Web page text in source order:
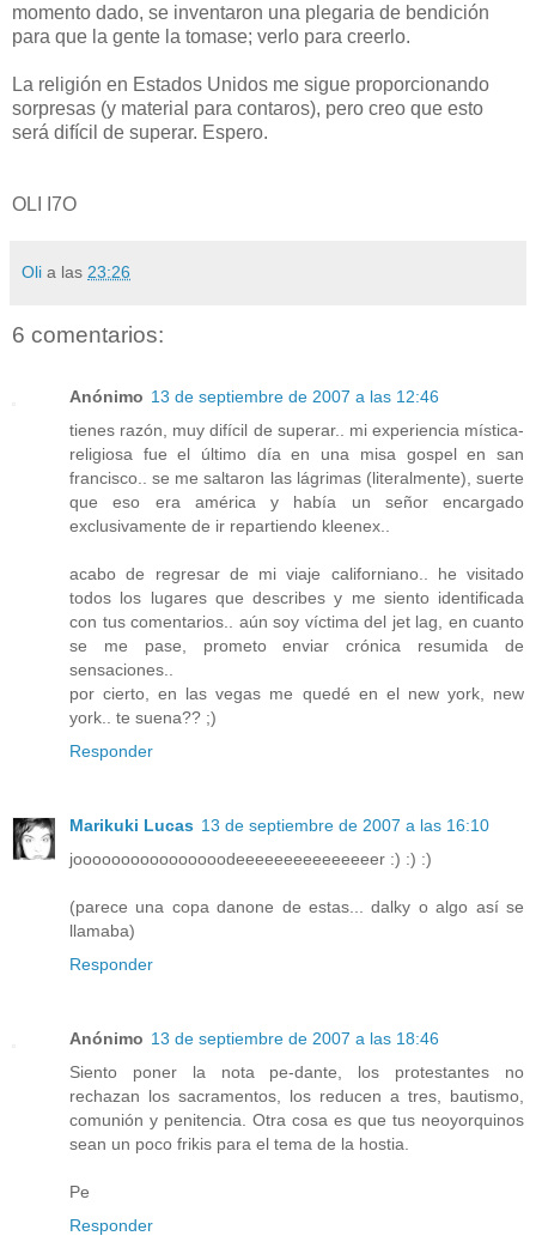
momento dado, se inventaron una plegaria de bendición
para que la gente la tomase; verlo para creerlo.
La religión en Estados Unidos me sigue proporcionando
sorpresas (y material para contaros), pero creo que esto
será difícil de superar. Espero.
OLI I7O
Oli a las 23:26
6 comentarios:
Anónimo 13 de septiembre de 2007 a las 12:46
tienes razón, muy difícil de superar.. mi experiencia mística-
religiosa fue el último día en una misa gospel en san
francisco.. se me saltaron las lágrimas (literalmente), suerte
que eso era américa y había un señor encargado
exclusivamente de ir repartiendo kleenex..
acabo de regresar de mi viaje californiano.. he visitado
todos los lugares que describes y me siento identificada
con tus comentarios.. aún soy víctima del jet lag, en cuanto
se me pase, prometo enviar crónica resumida de
sensaciones..
por cierto, en las vegas me quedé en el new york, new
york.. te suena?? ;)
Responder
Marikuki Lucas 13 de septiembre de 2007 a las 16:10
joooooooooooooooodeeeeeeeeeeeeeeer :) :) :)
(parece una copa danone de estas... dalky o algo así se
llamaba)
Responder
Anónimo 13 de septiembre de 2007 a las 18:46
Siento poner la nota pe-dante, los protestantes no
rechazan los sacramentos, los reducen a tres, bautismo,
comunión y penitencia. Otra cosa es que tus neoyorquinos
sean un poco frikis para el tema de la hostia.
Pe
Responder